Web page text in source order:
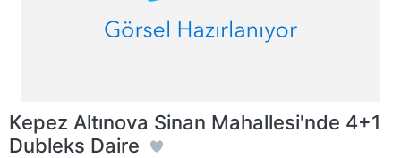
Kepez Altınova Sinan Mahallesi'nde 4+1
Dubleks Daire